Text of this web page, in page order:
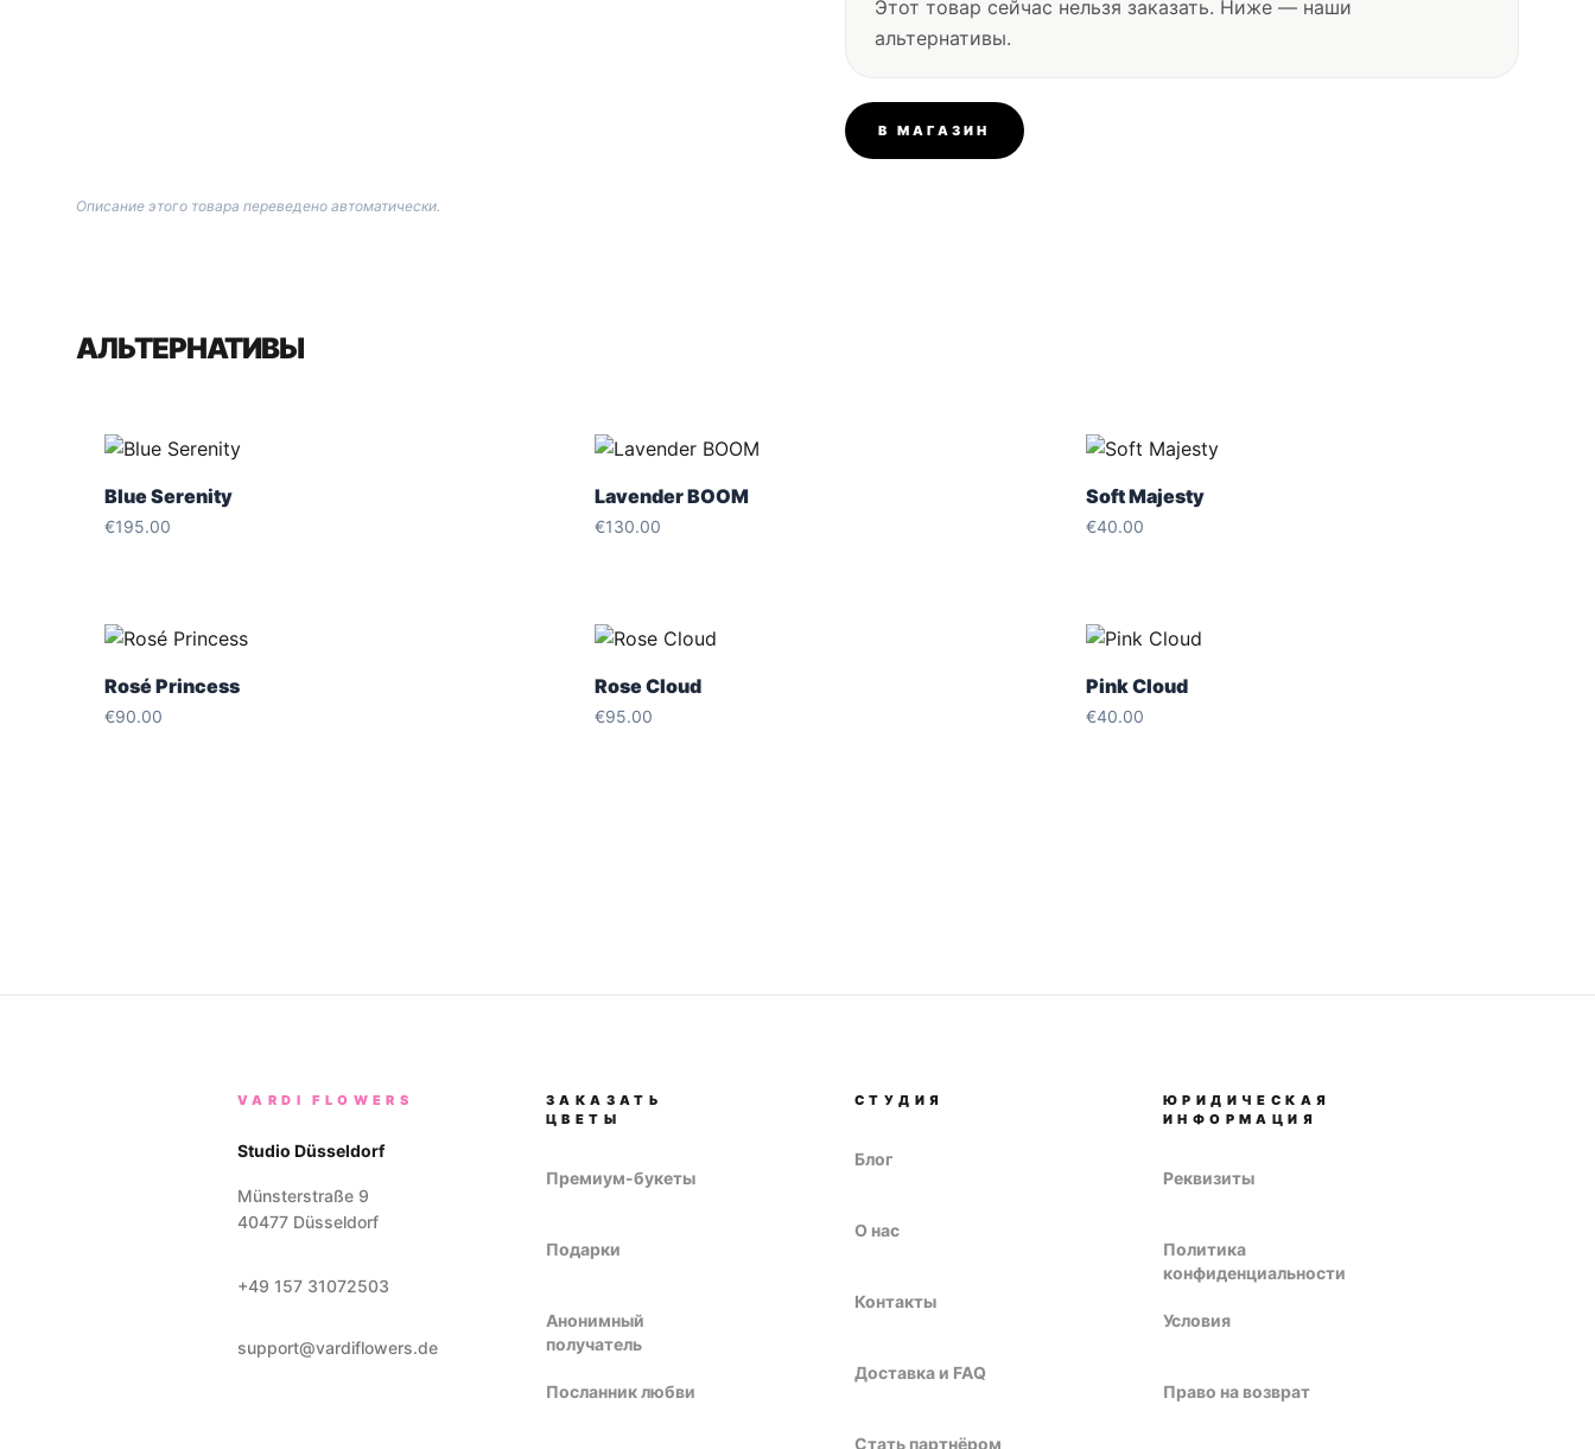
Этот товар сейчас нельзя заказать. Ниже — наши
альтернативы.
В МАГАЗИН
Описание этого товара переведено автоматически.
АЛЬТЕРНАТИВЫ
Blue Serenity
€195.00
Lavender BOOM
€130.00
Soft Majesty
€40.00
Rosé Princess
€90.00
Rose Cloud
€95.00
Pink Cloud
€40.00
VARDI FLOWERS
Studio Düsseldorf
Münsterstraße 9
40477 Düsseldorf
+49 157 31072503
support@vardiflowers.de
ЗАКАЗАТЬ
ЦВЕТЫ
Премиум-букеты
Подарки
Анонимный
получатель
Посланник любви
СТУДИЯ
Блог
О нас
Контакты
Доставка и FAQ
Стать партнёром
ЮРИДИЧЕСКАЯ
ИНФОРМАЦИЯ
Реквизиты
Политика
конфиденциальности
Условия
Право на возврат